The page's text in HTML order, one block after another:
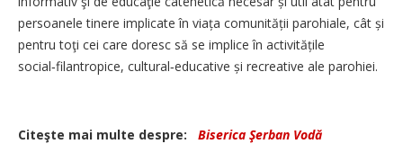
persoanele tinere implicate în viața comunității parohiale, cât și
pentru toţi cei care doresc să se implice în activitățile
social‑filantropice, cultural‑educative și recreative ale parohiei.
Citeşte mai multe despre: Biserica Şerban Vodă